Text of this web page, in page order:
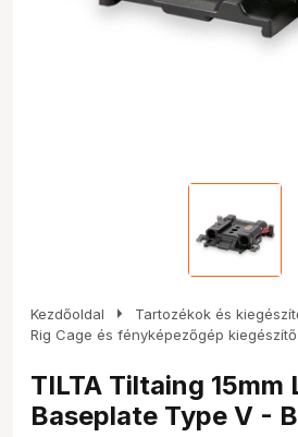
Kezdőoldal arrow_right Tartozékok és
Rig Cage és fényképezőgép kiegészítő
TILTA Tiltaing 15mm
Baseplate Type V -